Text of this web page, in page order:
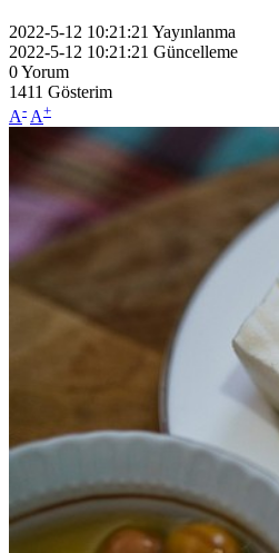
2022-5-12 10:21:21 Yayınlanma
2022-5-12 10:21:21 Güncelleme
0Yorum
1411 Gösterim
A- A+